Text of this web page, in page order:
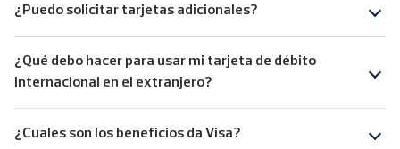
¿Puedo solicitar tarjetas adicionales?
¿Qué debo hacer para usar mi tarjeta de débito
internacional en el extranjero?
¿Cuales son los beneficios da Visa?